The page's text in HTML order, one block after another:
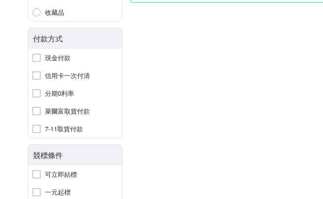
收藏品
付款方式
現金付款
信用卡一次付清
分期0利率
萊爾富取貨付款
7-11取貨付款
競標條件
可立即結標
一元起標